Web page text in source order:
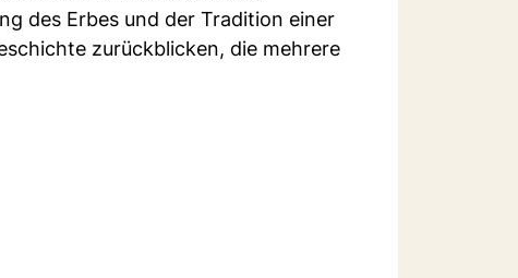
des Erbes und der Tradition einer
zurückblicken, die mehrere